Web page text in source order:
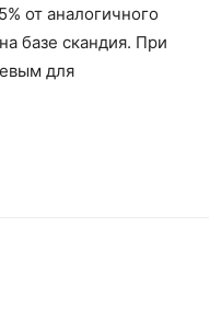
от аналогичного
базе скандия. При
для